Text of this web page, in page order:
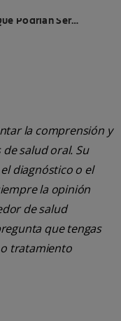
Podrían Ser
la comprensión y
salud oral. Su
diagnóstico o el
la opinión
de salud
que tengas
tratamiento